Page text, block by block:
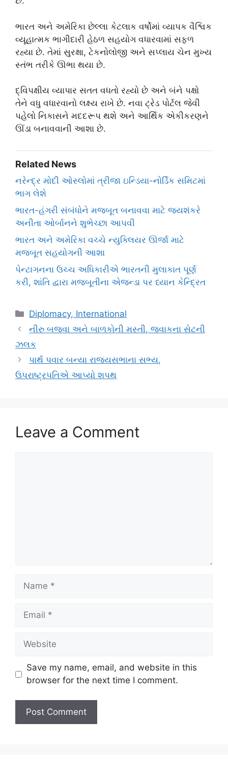
ભારત અને અમેરિકા છેલ્લા કેટલાક વર્ષોમાં વ્યાપક વૈશ્વિક
વ્યૂહાત્મક ભાગીદારી હેઠળ સહયોગ વધારવામાં સફળ
રહ્યા છે. તેમાં સુરક્ષા, ટેકનોલોજી અને સપ્લાય ચેન મુખ્ય
સ્તંભ તરીકે ઊભા થયા છે.
દ્વિપક્ષીય વ્યાપાર સતત વધતો રહ્યો છે અને બંને પક્ષો
તેને વધુ વધારવાનો લક્ષ્ય રાખે છે. નવા ટ્રેડ પોર્ટલ જેવી
પહેલો નિકાસને મદદરૂપ થશે અને આર્થિક એકીકરણને
ઊંડા બનાવવાની આશા છે.
Related News
નરેન્દ્ર મોદી ઓસ્લોમાં ત્રીજા ઇન્ડિયા-નોર્ડિક સમિટમાં
ભાગ લેશે
ભારત-હંગરી સંબંધોને મજબૂત બનાવવા માટે જયશંકરે
અનીતા ઓર્બાનને શુભેચ્છા આપવી
ભારત અને અમેરિકા વચ્ચે ન્યુક્લિયર ઊર્જા માટે
મજબૂત સહયોગની આશા
પેન્ટાગનના ઉચ્ચ અધિકારીએ ભારતની મુલાકાત પૂર્ણ
કરી, શાંતિ દ્વારા મજબૂતીના એજન્ડા પર ધ્યાન કેન્દ્રિત
Categories
Diplomacy, International
નીરુ બજવા અને બાળકોની મસ્તી, જવાકના સેટની
ઝલક
પાર્થ પવાર બન્યા રાજ્યસભાના સભ્ય,
ઉપરાષ્ટ્રપતિએ આપ્યો શપથ
Leave a Comment
Name
Email
Website
Save my name, email, and website in this
browser for the next time I comment.